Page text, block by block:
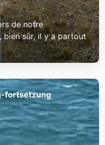
de notre
bien sûr, il y a partout
fortsetzung